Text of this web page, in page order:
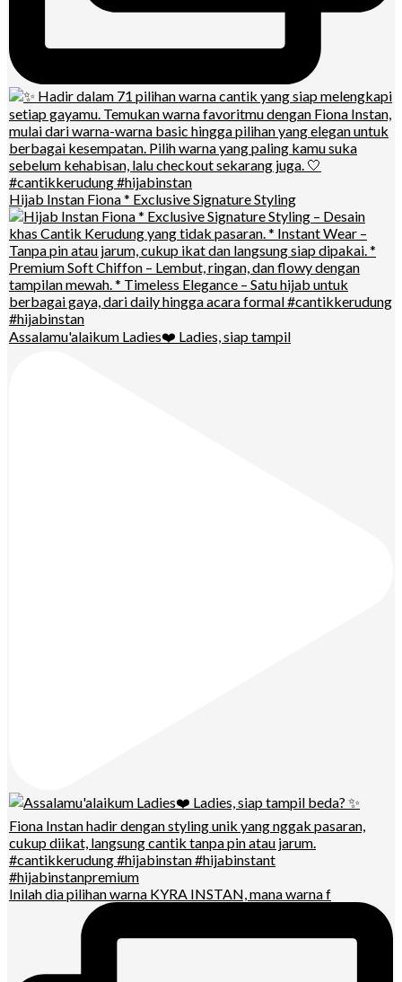
Hijab Instan Fiona * Exclusive Signature Styling
Assalamu'alaikum Ladies❤️ Ladies, siap tampil
Inilah dia pilihan warna KYRA INSTAN, mana warna f